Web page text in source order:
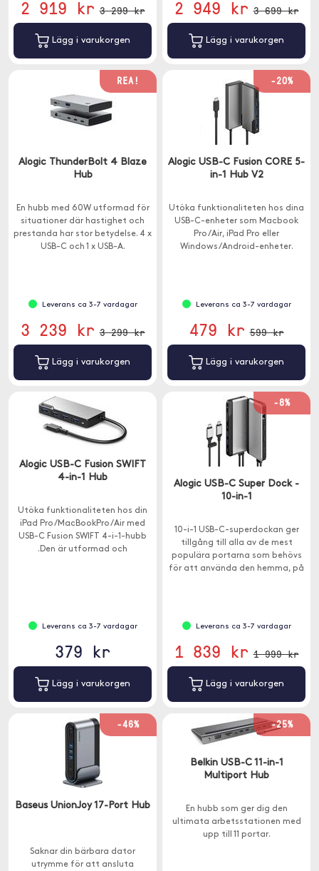
2 919 kr 3 299 kr
Lägg i varukorgen
2 949 kr 3 699 kr
Lägg i varukorgen
REA!
Alogic ThunderBolt 4 Blaze
Hub
En hubb med 60W utformad för
situationer där hastighet och
prestanda har stor betydelse. 4 x
USB-C och 1 x USB-A.
Leverans ca 3-7 vardagar
3 239 kr 3 299 kr
Lägg i varukorgen
-20%
Alogic USB-C Fusion CORE 5-
in-1 Hub V2
Utöka funktionaliteten hos dina
USB-C-enheter som Macbook
Pro/Air, iPad Pro eller
Windows/Android-enheter.
Leverans ca 3-7 vardagar
479 kr 599 kr
Lägg i varukorgen
Alogic USB-C Fusion SWIFT
4-in-1 Hub
Utöka funktionaliteten hos din
iPad Pro/MacBookPro/Air med
USB-C Fusion SWIFT 4-i-1-hubb
.Den är utformad och
Leverans ca 3-7 vardagar
379 kr
Lägg i varukorgen
-8%
Alogic USB-C Super Dock -
10-in-1
10-i-1 USB-C-superdockan ger
tillgång till alla av de mest
populära portarna som behövs
för att använda den hemma, på
Leverans ca 3-7 vardagar
1 839 kr 1 999 kr
Lägg i varukorgen
-46%
Baseus UnionJoy 17-Port Hub
Saknar din bärbara dator
utrymme för att ansluta
-25%
Belkin USB-C 11-in-1
Multiport Hub
En hubb som ger dig den
ultimata arbetsstationen med
upp till 11 portar.